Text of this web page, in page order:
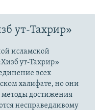
ут-Тахрир»
исламской
ут-Тахрир»
всех
халифате, но они
методы достижения
несправедливому